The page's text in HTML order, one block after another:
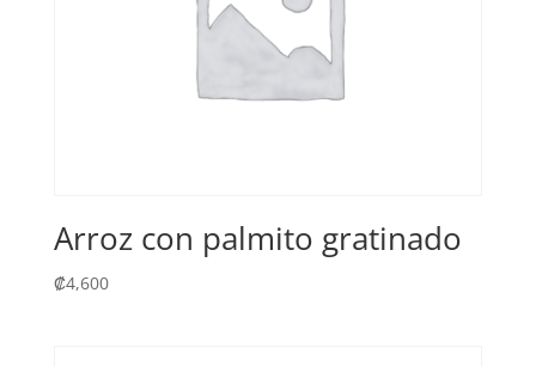
Arroz con palmito gratinado
₡4,600